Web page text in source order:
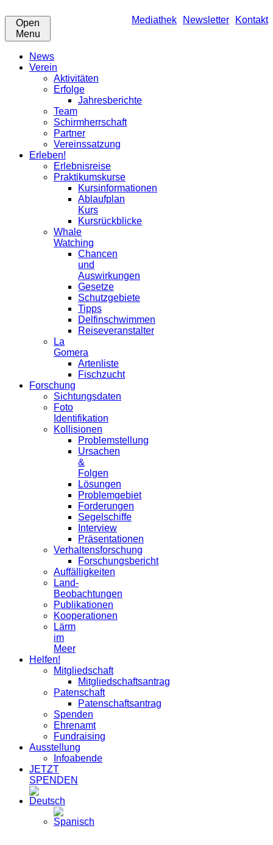
Mediathek Newsletter Kontakt
Open
Menu
News
Verein
Aktivitäten
Erfolge
Jahresberichte
Team
Schirmherrschaft
Partner
Vereinssatzung
Erleben!
Erlebnisreise
Praktikumskurse
Kursinformationen
Ablaufplan
Kurs
Kursrückblicke
Whale
Watching
Chancen
und
Auswirkungen
Gesetze
Schutzgebiete
Tipps
Delfinschwimmen
Reiseveranstalter
La
Gomera
Artenliste
Fischzucht
Forschung
Sichtungsdaten
Foto
Identifikation
Kollisionen
Problemstellung
Ursachen
&
Folgen
Lösungen
Problemgebiet
Forderungen
Segelschiffe
Interview
Präsentationen
Verhaltensforschung
Forschungsbericht
Auffälligkeiten
Land-
Beobachtungen
Publikationen
Kooperationen
Lärm
im
Meer
Helfen!
Mitgliedschaft
Mitgliedschaftsantrag
Patenschaft
Patenschaftsantrag
Spenden
Ehrenamt
Fundraising
Ausstellung
Infoabende
JETZT
SPENDEN